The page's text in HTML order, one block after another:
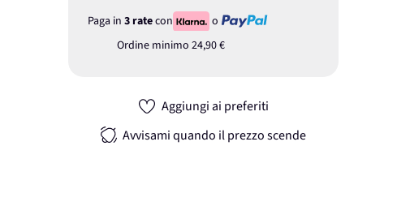
Paga in 3 ratecon
o
Ordine minimo 24,90 €
Aggiungi ai preferiti
Avvisami quando il prezzo scende